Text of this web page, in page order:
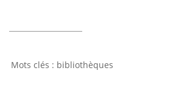
bibliothèques